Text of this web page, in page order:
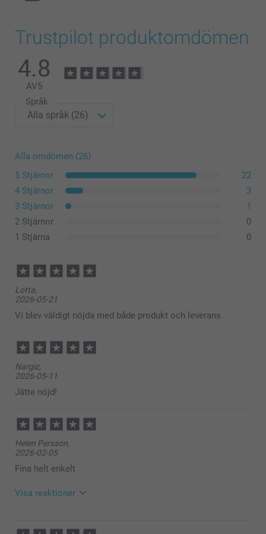
Trustpilot produktomdömen
4.8
AV5
Språk
Alla omdömen (26)
5 Stjärnor
22
4 Stjärnor
3
3 Stjärnor
1
2 Stjärnor
0
1 Stjärna
0
Lotta,
2026-05-21
Vi blev väldigt nöjda med både produkt och leverans.
Nargiz,
2026-05-11
Jätte nöjd!
Helen Persson,
2026-02-05
Fina helt enkelt
Visa reaktioner